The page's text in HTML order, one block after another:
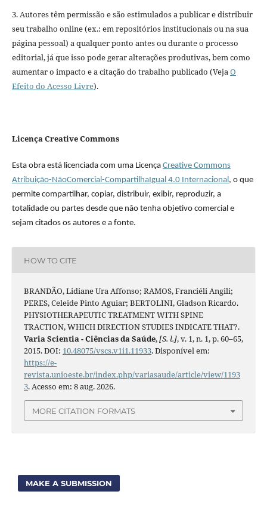
3. Autores têm permissão e são estimulados a publicar e distribuir
seu trabalho online (ex.: em repositórios institucionais ou na sua
página pessoal) a qualquer ponto antes ou durante o processo
editorial, já que isso pode gerar alterações produtivas, bem como
aumentar o impacto e a citação do trabalho publicado (VejaO
Efeito do Acesso Livre).
Licença Creative Commons
Esta obra está licenciada com uma Licença Creative Commons
Atribuição-NãoComercial-CompartilhaIgual 4.0 Internacional, o que
permite compartilhar, copiar, distribuir, exibir, reproduzir, a
totalidade ou partes desde que não tenha objetivo comercial e
sejam citados os autores e a fonte.
HOW TO CITE
BRANDÃO, Lidiane Ura Affonso; RAMOS, Franciéli Angili;
PERES, Celeide Pinto Aguiar; BERTOLINI, Gladson Ricardo.
PHYSIOTHERAPEUTIC TREATMENT WITH SPINE
TRACTION, WHICH DIRECTION STUDIES INDICATE THAT?.
Varia Scientia - Ciências da Saúde,[S. l.], v. 1, n. 1, p. 60–65,
2015. DOI: 10.48075/vscs.v1i1.11933. Disponível em:
https://e-
revista.unioeste.br/index.php/variasaude/article/view/1193
3. Acesso em: 8 aug. 2026.
MORE CITATION FORMATS
MAKE A SUBMISSION